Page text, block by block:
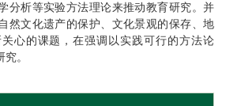
分析等实验方法理论来推动教育研究。并
然文化遗产的保护、文化景观的保存、地
心的课题，在强调以实践可行的方法论
。